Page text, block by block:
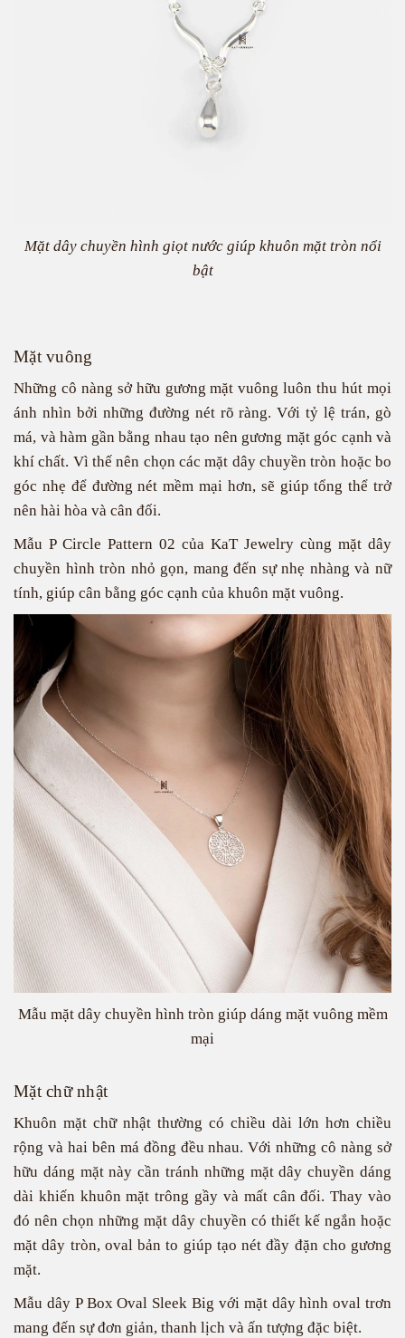
Mặt dây chuyền hình giọt nước giúp khuôn mặt tròn nổi
bật
Mặt vuông
Những cô nàng sở hữu gương mặt vuông luôn thu hút mọi
ánh nhìn bởi những đường nét rõ ràng. Với tỷ lệ trán, gò
má, và hàm gần bằng nhau tạo nên gương mặt góc cạnh và
khí chất. Vì thế nên chọn các mặt dây chuyền tròn hoặc bo
góc nhẹ để đường nét mềm mại hơn, sẽ giúp tổng thể trở
nên hài hòa và cân đối.
Mẫu P Circle Pattern 02 của KaT Jewelry cùng mặt dây
chuyền hình tròn nhỏ gọn, mang đến sự nhẹ nhàng và nữ
tính, giúp cân bằng góc cạnh của khuôn mặt vuông.
Mẫu mặt dây chuyền hình tròn giúp dáng mặt vuông mềm
mại
Mặt chữ nhật
Khuôn mặt chữ nhật thường có chiều dài lớn hơn chiều
rộng và hai bên má đồng đều nhau. Với những cô nàng sở
hữu dáng mặt này cần tránh những mặt dây chuyền dáng
dài khiến khuôn mặt trông gầy và mất cân đối. Thay vào
đó nên chọn những mặt dây chuyền có thiết kế ngắn hoặc
mặt dây tròn, oval bản to giúp tạo nét đầy đặn cho gương
mặt.
Mẫu dây P Box Oval Sleek Big với mặt dây hình oval trơn
mang đến sự đơn giản, thanh lịch và ấn tượng đặc biệt.